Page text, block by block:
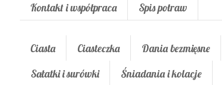
Kontakt i współpraca Spis potraw
Ciasta Ciasteczka
Dania bezmięsne
Sałatki i surówki
Śniadania i kolacje